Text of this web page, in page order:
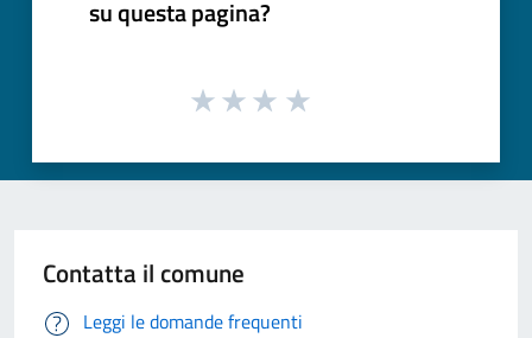
su questa pagina?
Contatta il comune
Leggi le domande frequenti